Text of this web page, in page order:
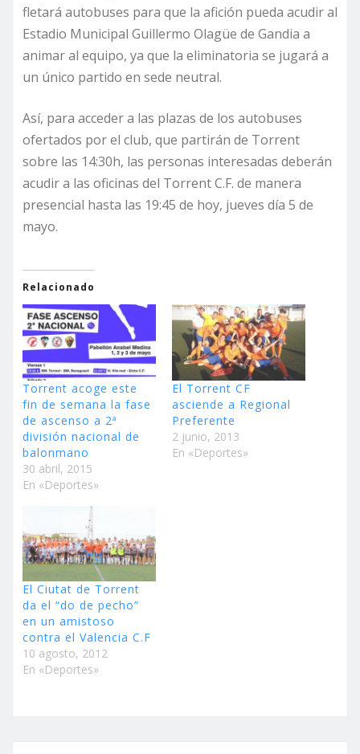
fletará autobuses para que la afición pueda acudir al
Estadio Municipal Guillermo Olagüe de Gandia a
animar al equipo, ya que la eliminatoria se jugará a
un único partido en sede neutral.
Así, para acceder a las plazas de los autobuses
ofertados por el club, que partirán de Torrent
sobre las 14:30h, las personas interesadas deberán
acudir a las oficinas del Torrent C.F. de manera
presencial hasta las 19:45 de hoy, jueves día 5 de
mayo.
Relacionado
Torrent acoge este
fin de semana la fase
de ascenso a 2ª
división nacional de
balonmano
30 abril, 2015
En «Deportes»
El Torrent CF
asciende a Regional
Preferente
2 junio, 2013
En «Deportes»
El Ciutat de Torrent
da el “do de pecho”
en un amistoso
contra el Valencia C.F
10 agosto, 2012
En «Deportes»